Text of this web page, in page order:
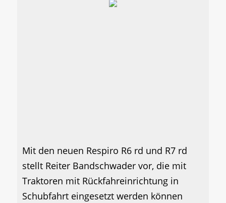
Mit den neuen Respiro R6 rd und R7 rd
stellt Reiter Bandschwader vor, die mit
Traktoren mit Rückfahreinrichtung in
Schubfahrt eingesetzt werden können